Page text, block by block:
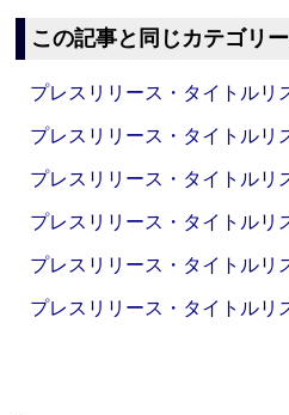
この記事と同じカテゴリ
プレスリリース・タイトル
プレスリリース・タイトル
プレスリリース・タイトル
プレスリリース・タイトル
プレスリリース・タイトル
プレスリリース・タイトル